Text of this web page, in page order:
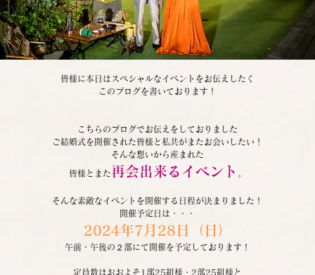
皆様に本日はスペシャルなイベントをお伝えしたく
このブログを書いております！
こちらのブログでお伝えをしておりました
ご結婚式を開催された皆様と私共がまたお会いしたい！
そんな想いから産まれた
皆様とまた再会出来るイベント 。
そんな素敵なイベントを開催する日程が決まりました！
開催予定日は・・・
2024年7月28日（日）
午前・午後の２部にて開催を予定しております！
定員数はおおよそ1部25組様・2部25組様と